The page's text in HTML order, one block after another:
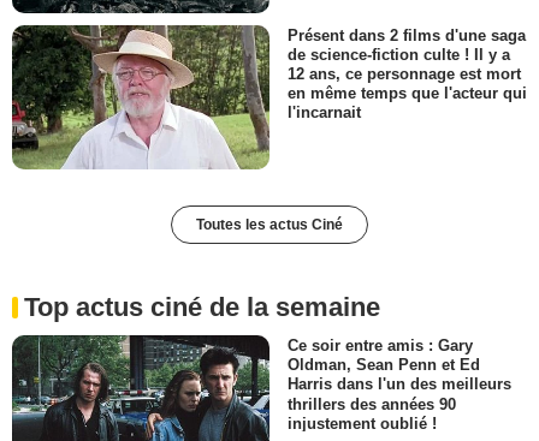
Présent dans 2 films d'une saga
de science-fiction culte ! Il y a
12 ans, ce personnage est mort
en même temps que l'acteur qui
l'incarnait
Toutes les actus Ciné
Top actus ciné de la semaine
Ce soir entre amis : Gary
Oldman, Sean Penn et Ed
Harris dans l'un des meilleurs
thrillers des années 90
injustement oublié !